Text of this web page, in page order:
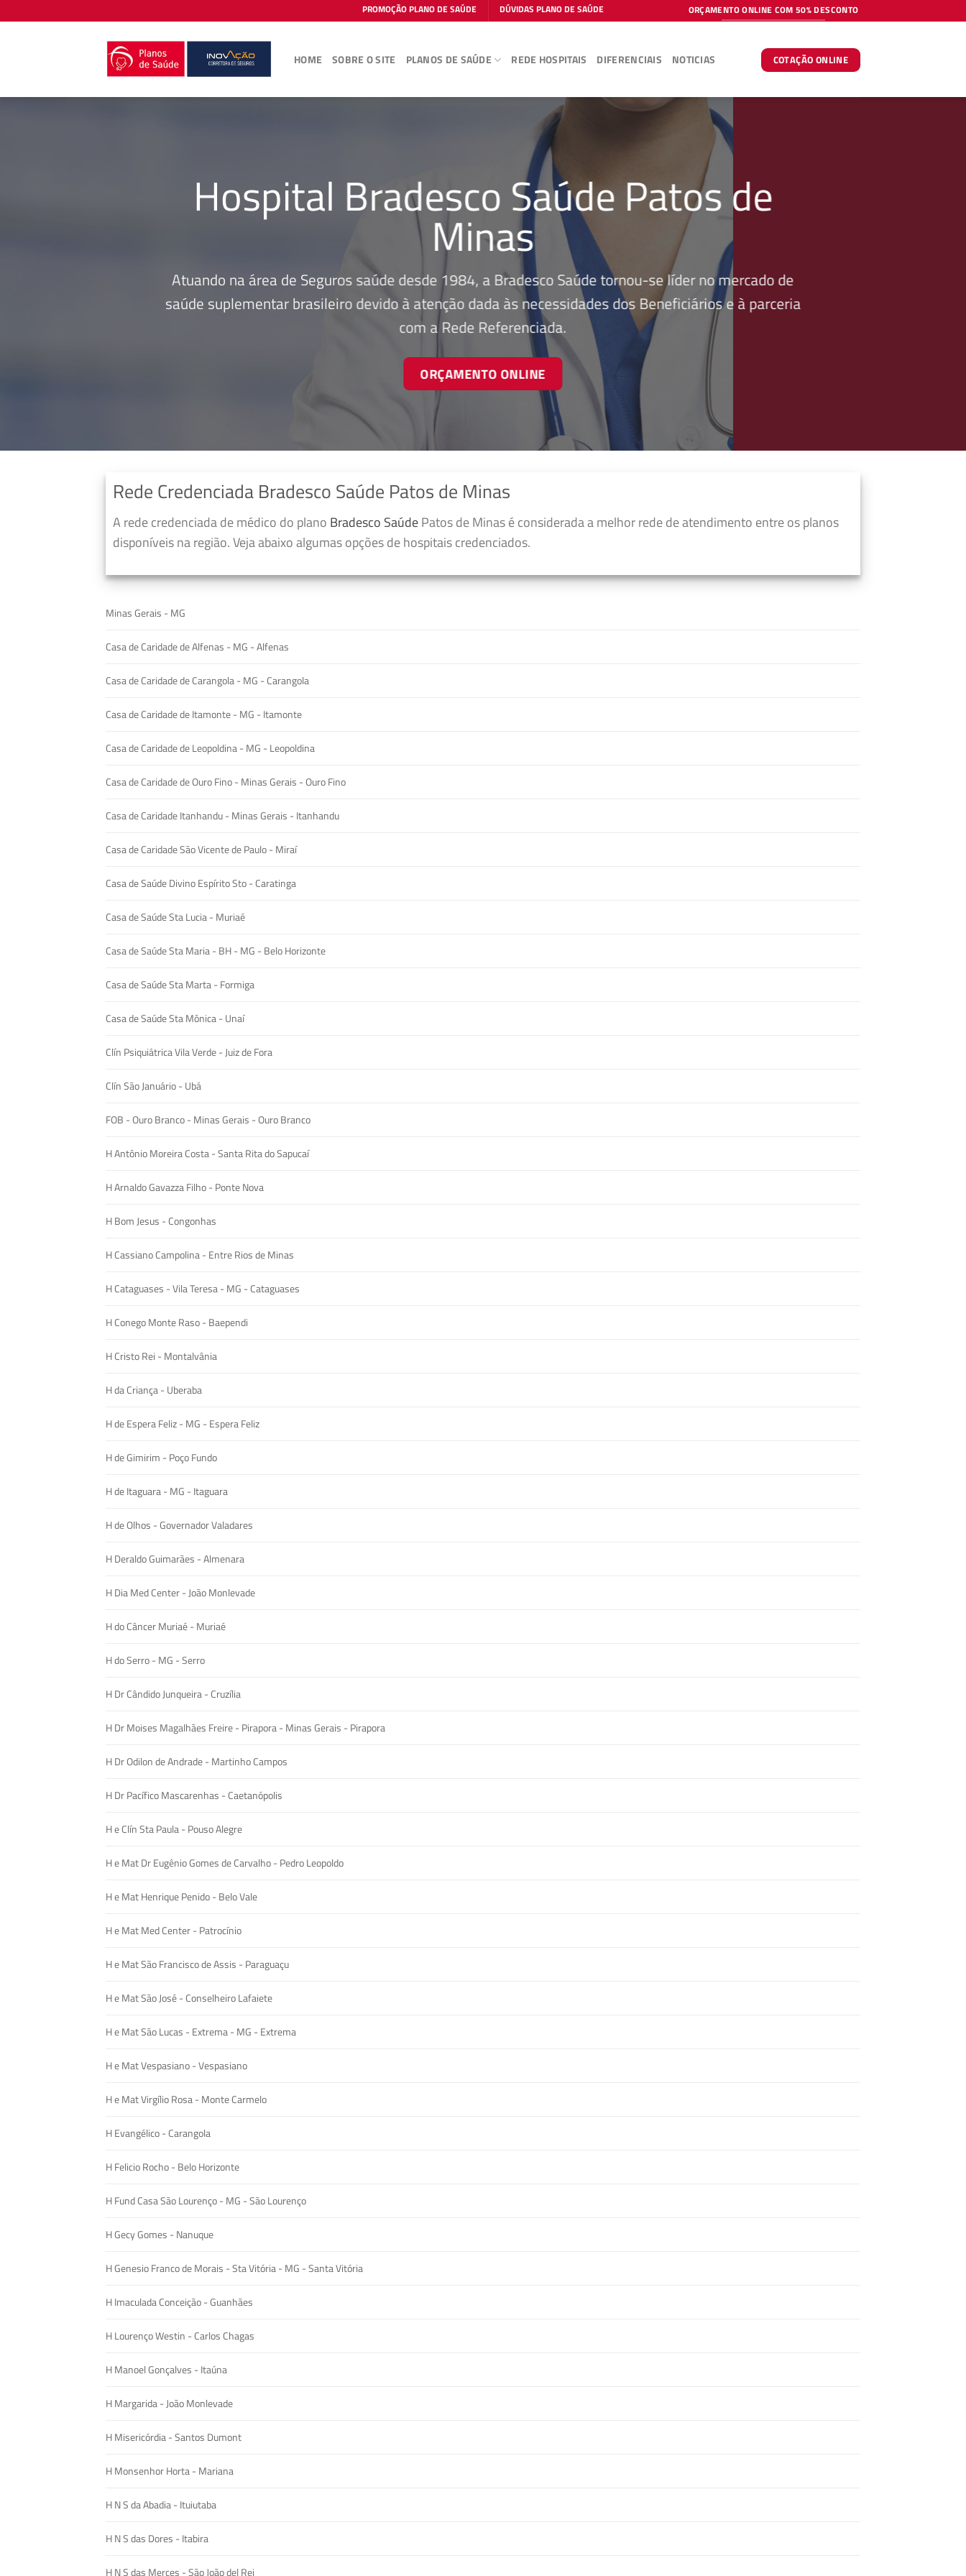
to
PROMOÇÃO PLANO DE SAÚDE DÚVIDAS PLANO DE SAÚDE ORÇAMENTO ONLINE COM 50% DESCONTO
HOME SOBRE O SITE PLANOS DE SAÚDE REDE HOSPITAIS DIFERENCIAIS NOTICIAS COTAÇÃO ONLINE
Hospital Bradesco Saúde Patos de
Minas
Atuando na área de Seguros saúde desde 1984, a Bradesco Saúde tornou-se líder no mercado de
saúde suplementar brasileiro devido à atenção dada às necessidades dos Beneficiários e à parceria
com a Rede Referenciada.
ORÇAMENTO ONLINE
Rede Credenciada Bradesco Saúde Patos de Minas
A rede credenciada de médico do plano Bradesco SaúdePatos de Minas é considerada a melhor rede de atendimento entre os planos
disponíveis na região. Veja abaixo algumas opções de hospitais credenciados.
Minas Gerais - MG
Casa de Caridade de Alfenas - MG - Alfenas
Casa de Caridade de Carangola - MG - Carangola
Casa de Caridade de Itamonte - MG - Itamonte
Casa de Caridade de Leopoldina - MG - Leopoldina
Casa de Caridade de Ouro Fino - Minas Gerais - Ouro Fino
Casa de Caridade Itanhandu - Minas Gerais - Itanhandu
Casa de Caridade São Vicente de Paulo - Miraí
Casa de Saúde Divino Espírito Sto - Caratinga
Casa de Saúde Sta Lucia - Muriaé
Casa de Saúde Sta Maria - BH - MG - Belo Horizonte
Casa de Saúde Sta Marta - Formiga
Casa de Saúde Sta Mônica - Unaí
Clín Psiquiátrica Vila Verde - Juiz de Fora
Clín São Januário - Ubá
FOB - Ouro Branco - Minas Gerais - Ouro Branco
H Antônio Moreira Costa - Santa Rita do Sapucaí
H Arnaldo Gavazza Filho - Ponte Nova
H Bom Jesus - Congonhas
H Cassiano Campolina - Entre Rios de Minas
H Cataguases - Vila Teresa - MG - Cataguases
H Conego Monte Raso - Baependi
H Cristo Rei - Montalvânia
H da Criança - Uberaba
H de Espera Feliz - MG - Espera Feliz
H de Gimirim - Poço Fundo
H de Itaguara - MG - Itaguara
H de Olhos - Governador Valadares
H Deraldo Guimarães - Almenara
H Dia Med Center - João Monlevade
H do Câncer Muriaé - Muriaé
H do Serro - MG - Serro
H Dr Cândido Junqueira - Cruzília
H Dr Moises Magalhães Freire - Pirapora - Minas Gerais - Pirapora
H Dr Odilon de Andrade - Martinho Campos
H Dr Pacífico Mascarenhas - Caetanópolis
H e Clín Sta Paula - Pouso Alegre
H e Mat Dr Eugênio Gomes de Carvalho - Pedro Leopoldo
H e Mat Henrique Penido - Belo Vale
H e Mat Med Center - Patrocínio
H e Mat São Francisco de Assis - Paraguaçu
H e Mat São José - Conselheiro Lafaiete
H e Mat São Lucas - Extrema - MG - Extrema
H e Mat Vespasiano - Vespasiano
H e Mat Virgílio Rosa - Monte Carmelo
H Evangélico - Carangola
H Felicio Rocho - Belo Horizonte
H Fund Casa São Lourenço - MG - São Lourenço
H Gecy Gomes - Nanuque
H Genesio Franco de Morais - Sta Vitória - MG - Santa Vitória
H Imaculada Conceição - Guanhães
H Lourenço Westin - Carlos Chagas
H Manoel Gonçalves - Itaúna
H Margarida - João Monlevade
H Misericórdia - Santos Dumont
H Monsenhor Horta - Mariana
H N S da Abadia - Ituiutaba
H N S das Dores - Itabira
H N S das Merces - São João del Rei